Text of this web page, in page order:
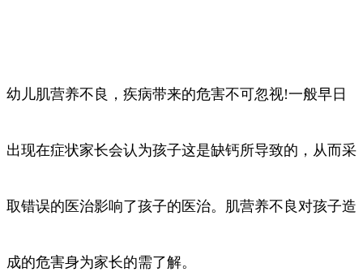
幼儿肌营养不良，疾病带来的危害不可忽视!一般早日
出现在症状家长会认为孩子这是缺钙所导致的，从而采
取错误的医治影响了孩子的医治。肌营养不良对孩子造
成的危害身为家长的需了解。